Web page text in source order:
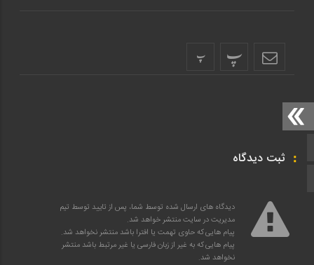
پ پ
ثبت دیدگاه
دیدگاه های ارسال شده توسط شما، پس از تایید توسط تیم
مدیریت در سایت منتشر خواهد شد.
پیام هایی که حاوی تهمت یا افترا باشد منتشر نخواهد شد.
پیام هایی که به غیر از زبان فارسی یا غیر مرتبط باشد منتشر
نخواهد شد.